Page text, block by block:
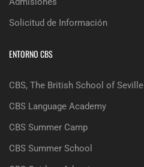
Solicitud de Información
ENTORNO CBS
CBS, The British School of Seville
CBS Language Academy
CBS Summer Camp
CBS Summer School